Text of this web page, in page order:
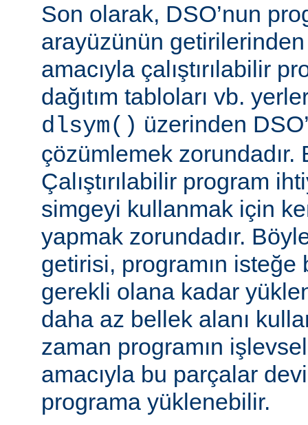
Son olarak, DSO’nun
arayüzünün
amacıyla çalıştırılabilir
dağıtım tabloları vb.
dlsym() üzerinden
çözümlemek
Çalıştırılabilir program
simgeyi kullanmak için
yapmak zorundadır.
getirisi, programın isteğe
gerekli olana kadar
daha az bellek alanı
zaman programın
amacıyla bu parçalar
programa yüklenebilir.